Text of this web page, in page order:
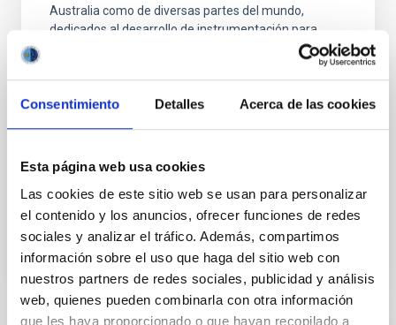
Consentimiento Detalles Acerca de las cookies
Esta página web usa cookies
Las cookies de este sitio web se usan para personalizar
el contenido y los anuncios, ofrecer funciones de redes
sociales y analizar el tráfico. Además, compartimos
información sobre el uso que haga del sitio web con
nuestros partners de redes sociales, publicidad y análisis
web, quienes pueden combinarla con otra información
que les haya proporcionado o que hayan recopilado a
Australia como de diversas partes del mundo,
dedicados al desarrollo de instrumentación para
Dr. Noelia Martinez
Australian National University
Past
TALK VIDEO